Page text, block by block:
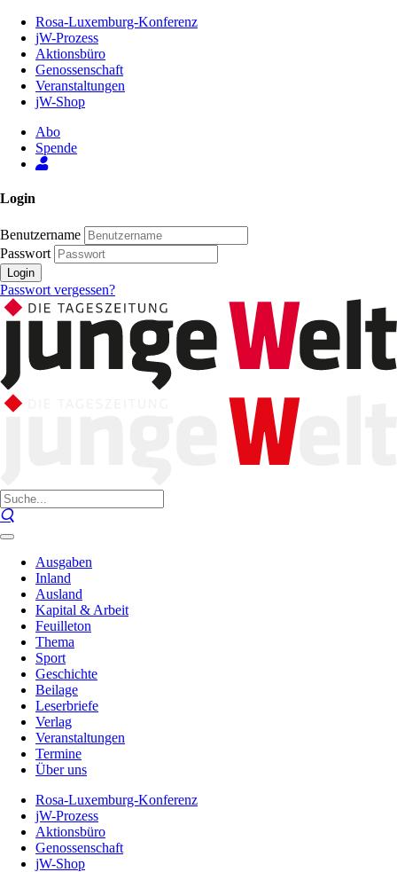
Inhalt
Seite
Rosa-Luxemburg-Konferenz
jW-Prozess
Aktionsbüro
Genossenschaft
Veranstaltungen
jW-Shop
Abo
Spende
Login
Benutzername
Passwort
Login
Passwort vergessen?
Ausgaben
Inland
Ausland
Kapital & Arbeit
Feuilleton
Thema
Sport
Geschichte
Beilage
Leserbriefe
Verlag
Veranstaltungen
Termine
Über uns
Rosa-Luxemburg-Konferenz
jW-Prozess
Aktionsbüro
Genossenschaft
jW-Shop